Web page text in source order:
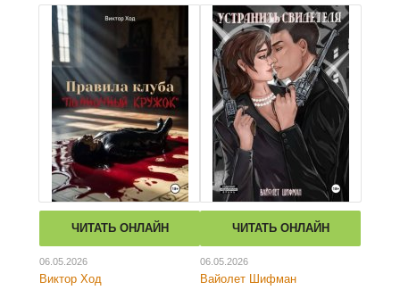
ЧИТАТЬ ОНЛАЙН
06.05.2026
Виктор Ход
ЧИТАТЬ ОНЛАЙН
06.05.2026
Вайолет Шифман